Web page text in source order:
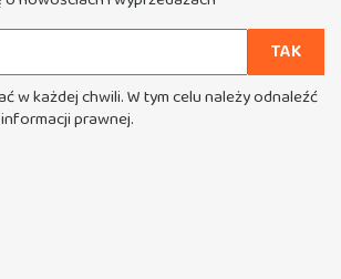
w każdej chwili. W tym celu należy odnaleźć
prawnej.